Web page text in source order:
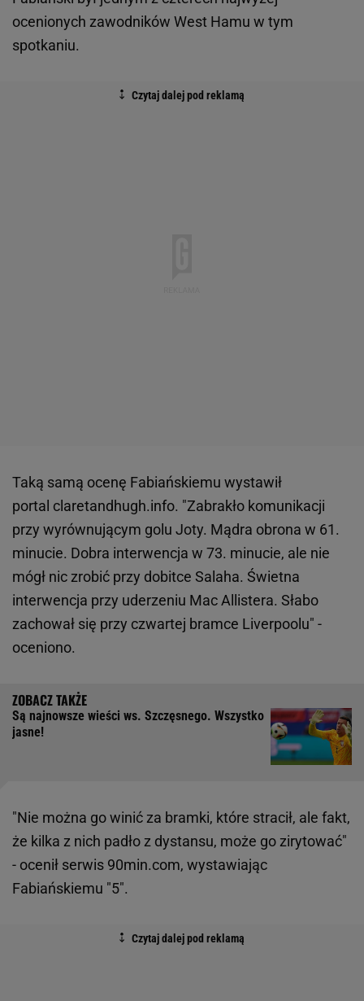
ocenionych zawodników West Hamu w tym
spotkaniu.
Taką samą ocenę Fabiańskiemu wystawił
portal claretandhugh.info. "Zabrakło komunikacji
przy wyrównującym golu Joty. Mądra obrona w 61.
minucie. Dobra interwencja w 73. minucie, ale nie
mógł nic zrobić przy dobitce Salaha. Świetna
interwencja przy uderzeniu Mac Allistera. Słabo
zachował się przy czwartej bramce Liverpoolu" -
oceniono.
Są najnowsze wieści ws. Szczęsnego. Wszystko
jasne!
"Nie można go winić za bramki, które stracił, ale fakt,
że kilka z nich padło z dystansu, może go zirytować"
- ocenił serwis 90min.com, wystawiając
Fabiańskiemu "5".